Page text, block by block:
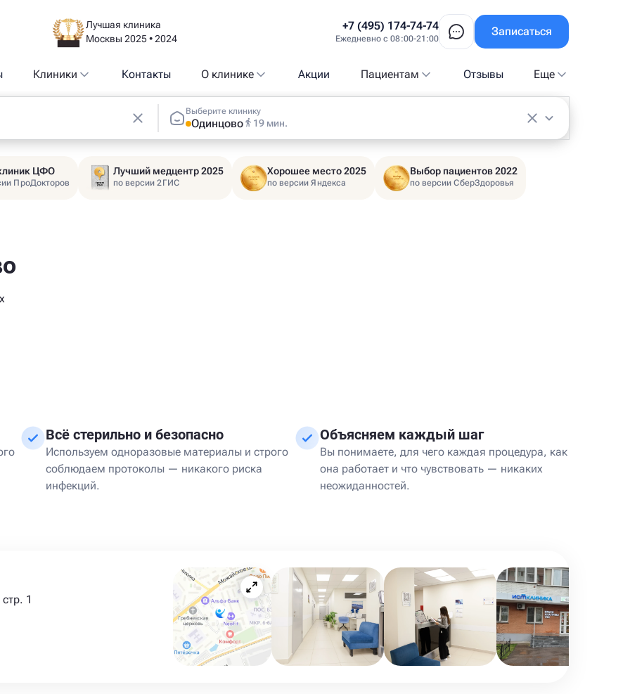
Лучшая клиника
Москвы 2025 • 2024
+7 (495) 174-74-74
Ежедневно с 08:00-21:00
Записаться
Клиники Контакты О клинике Акции Пациентам Отзывы Еще
Выберите клинику
Одинцово 19 мин.
ЦФО
ПроДокторов
Лучший медцентр 2025
по версии 2ГИС
Хорошее место 2025
по версии Яндекса
Выбор пациентов 2022
по версии СберЗдоровья
Всё стерильно и безопасно
Используем одноразовые материалы и строго
соблюдаем протоколы — никакого риска
инфекций.
Объясняем каждый шаг
Вы понимаете, для чего каждая процедура, как
она работает и что чувствовать — никаких
неожиданностей.
1